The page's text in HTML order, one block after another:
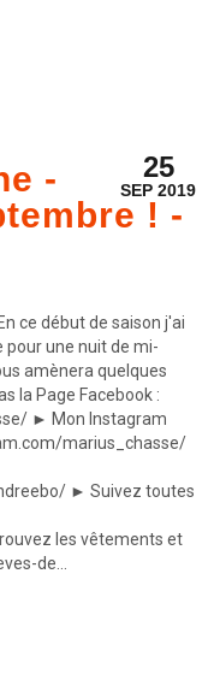
-
! -
25
SEP 2019
ce début de saison j'ai
une nuit de mi-
amènera quelques
la Page Facebook :
► Mon Instagram
marius_chasse/
► Suivez toutes
les vêtements et
de...